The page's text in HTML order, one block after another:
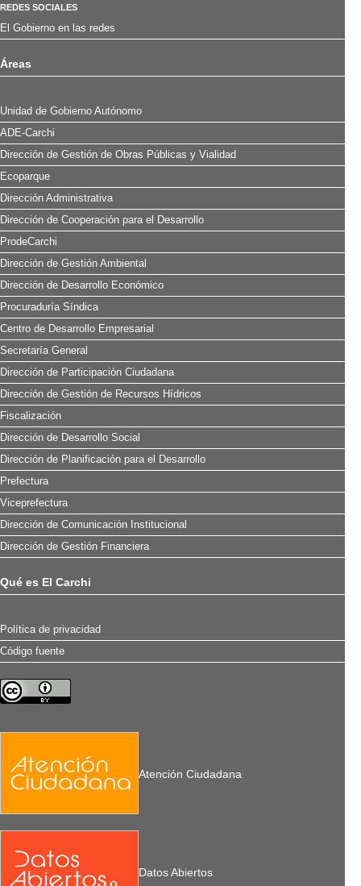
REDES SOCIALES
El Gobierno en las redes
Áreas
Unidad de Gobierno Autónomo
ADE-Carchi
Dirección de Gestión de Obras Públicas y Vialidad
Ecoparque
Dirección Administrativa
Dirección de Cooperación para el Desarrollo
ProdeCarchi
Dirección de Gestión Ambiental
Dirección de Desarrollo Económico
Procuraduría Síndica
Centro de Desarrollo Empresarial
Secretaría General
Dirección de Participación Ciudadana
Dirección de Gestión de Recursos Hídricos
Fiscalización
Dirección de Desarrollo Social
Dirección de Planificación para el Desarrollo
Prefectura
Viceprefectura
Dirección de Comunicación Institucional
Dirección de Gestión Financiera
Qué es El Carchi
Política de privacidad
Código fuente
Atención Ciudadana
Datos Abiertos